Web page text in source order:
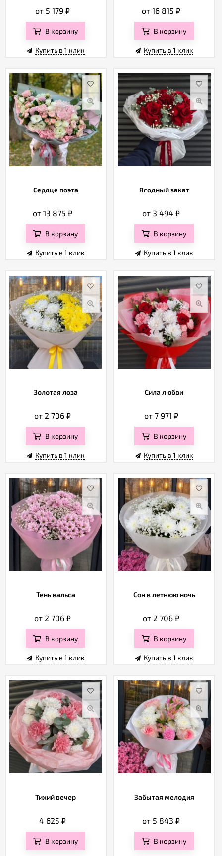
от 5 179₽
В корзину
Купить в 1 клик
от 16 815₽
В корзину
Купить в 1 клик
Сердце поэта
от 13 875₽
В корзину
Купить в 1 клик
Ягодный закат
от 3 494₽
В корзину
Купить в 1 клик
Золотая лоза
от 2 706₽
В корзину
Купить в 1 клик
Сила любви
от 7 971 ₽
В корзину
Купить в 1 клик
Тень вальса
от 2 706₽
В корзину
Купить в 1 клик
Сон в летнюю ночь
от 2 706₽
В корзину
Купить в 1 клик
Тихий вечер
4 625₽
В корзину
Забытая мелодия
от 5 843₽
В корзину